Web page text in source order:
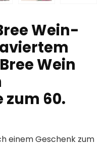
Wein-
Wein
zum 60.
einem Geschenk zum